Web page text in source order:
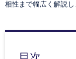
相性まで幅広く解説し